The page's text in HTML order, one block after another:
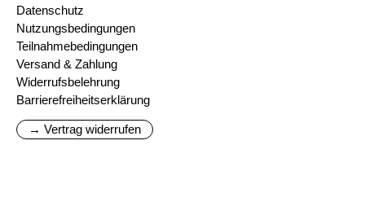
Datenschutz
Nutzungsbedingungen
Teilnahmebedingungen
Versand & Zahlung
Widerrufsbelehrung
Barrierefreiheitserklärung
→ Vertrag widerrufen